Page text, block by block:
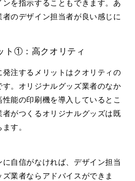
を指示することもできます。あ
のデザイン担当者が良い感じに
ト①：高クオリティ
注するメリットはクオリティの
。オリジナルグッズ業者のなか
能の印刷機を導入しているとこ
がつくるオリジナルグッズは既
す。
自信がなければ、デザイン担当
業者ならアドバイスができま